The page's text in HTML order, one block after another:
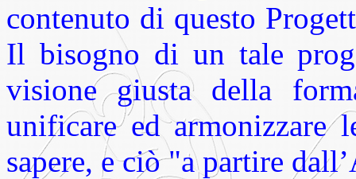
contenuto di questo
Il bisogno di un tale
visione giusta della
unificare ed armonizzare
sapere, e ciò "a partire